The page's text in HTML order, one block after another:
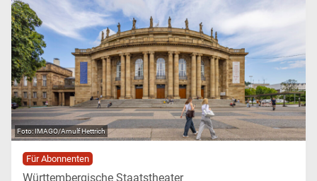
IMAGO/Arnulf Hettrich
Für Abonnenten
Württembergische Staatstheater